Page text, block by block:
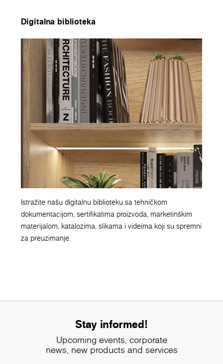
Digitalna biblioteka
Istražite našu digitalnu biblioteku sa tehničkom
dokumentacijom, sertifikatima proizvoda, marketinškim
materijalom, katalozima, slikama i videima koji su spremni
za preuzimanje.
Stay informed!
Upcoming events, corporate
news, new products and services